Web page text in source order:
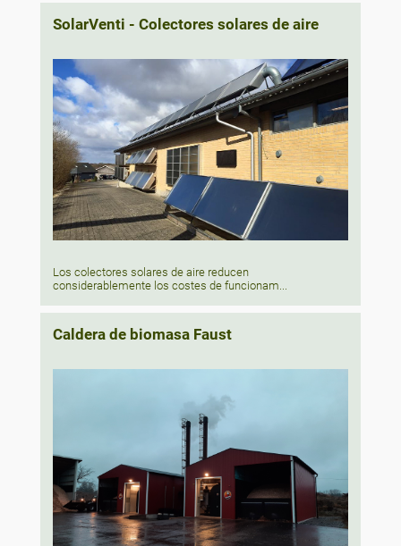
SolarVenti - Colectores solares de aire
Los colectores solares de aire reducen
considerablemente los costes de funcionam...
Caldera de biomasa Faust